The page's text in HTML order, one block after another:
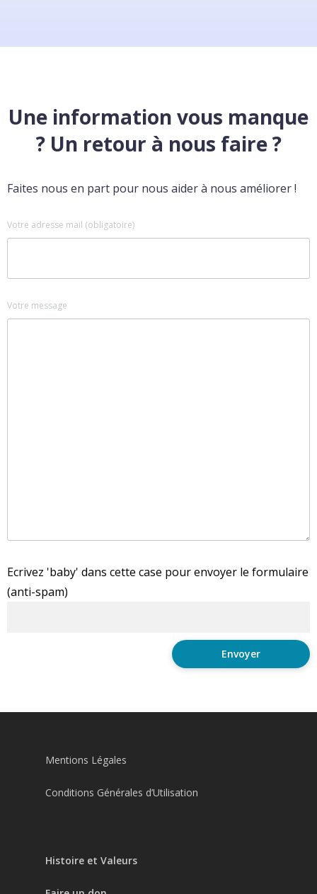
Une information vous manque
? Un retour à nous faire ?
Faites nous en part pour nous aider à nous améliorer !
Votre adresse mail (obligatoire)
Votre message
Ecrivez 'baby' dans cette case pour envoyer le formulaire
(anti-spam)
Mentions Légales
Conditions Générales d’Utilisation
Histoire et Valeurs